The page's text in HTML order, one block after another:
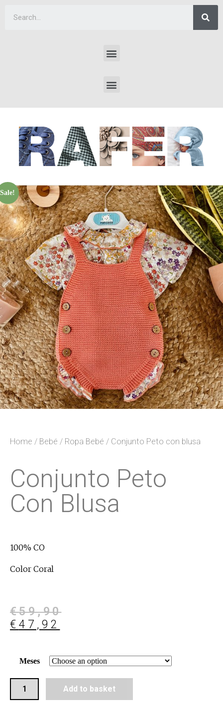
Sale!
Home / Bebé / Ropa Bebé / Conjunto Peto con blusa
Conjunto Peto
Con Blusa
100% CO
Color Coral
€59,90
€ 47,92
Meses
Add to basket